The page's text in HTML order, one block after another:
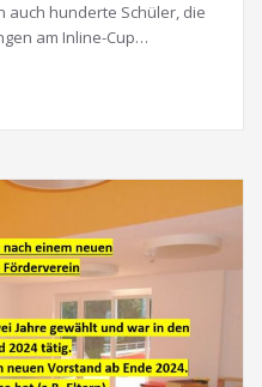
auch hunderte Schüler, die
am Inline-Cup…